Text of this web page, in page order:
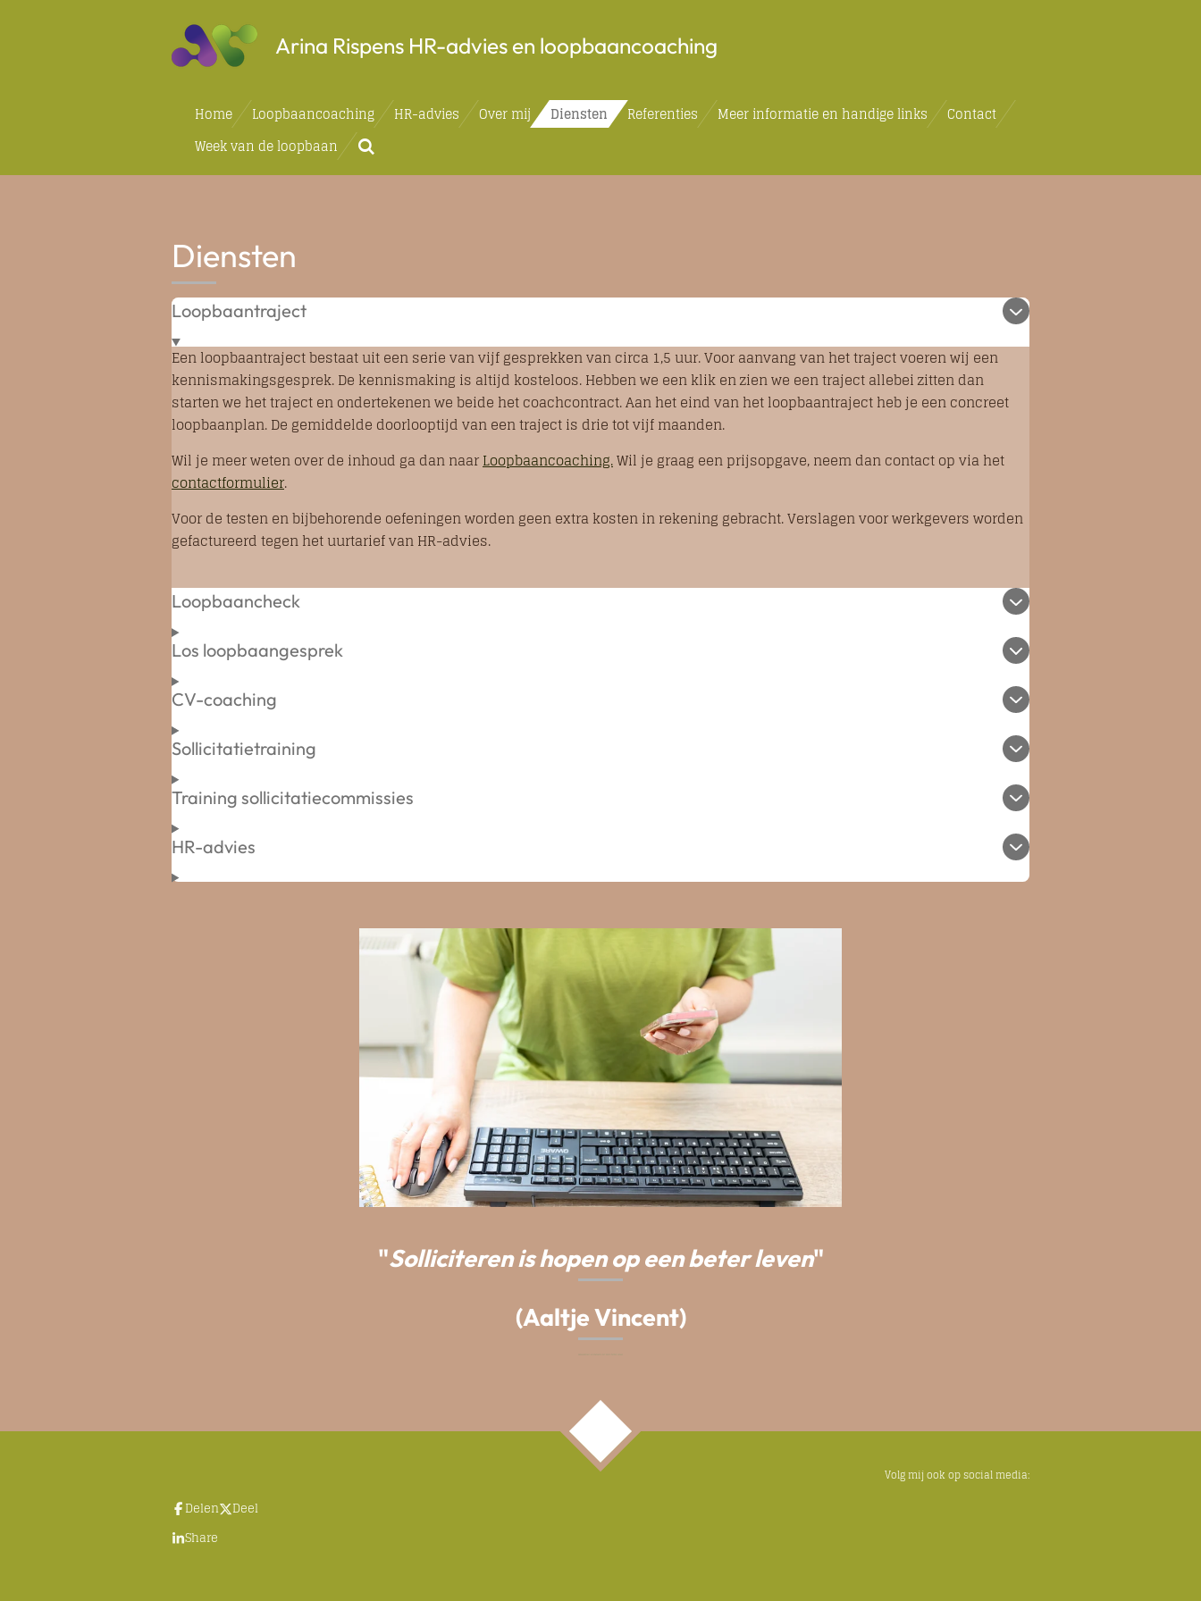
Arina Rispens HR-advies en loopbaancoaching
Home Loopbaancoaching HR-advies Over mij Diensten Referenties Meer informatie en handige links
Contact
Week van de loopbaan
Diensten
Loopbaantraject
Een loopbaantraject bestaat uit een serie van vijf gesprekken van circa 1,5 uur. Voor aanvang van het traject voeren wij een
kennismakingsgesprek. De kennismaking is altijd kosteloos. Hebben we een klik en zien we een traject allebei zitten dan
starten we het traject en ondertekenen we beide het coachcontract. Aan het eind van het loopbaantraject heb je een concreet
loopbaanplan. De gemiddelde doorlooptijd van een traject is drie tot vijf maanden.
Wil je meer weten over de inhoud ga dan naarLoopbaancoaching.Wil je graag een prijsopgave, neem dan contact op via het
contactformulier.
Voor de testen en bijbehorende oefeningen worden geen extra kosten in rekening gebracht. Verslagen voor werkgevers worden
gefactureerd tegen het uurtarief van HR-advies.
Loopbaancheck
Los loopbaangesprek
CV-coaching
Sollicitatietraining
Training sollicitatiecommissies
HR-advies
"Solliciteren is hopen op een beter leven"
(Aaltje Vincent)
Volg mij ook op social media:
Delen
Deel
Share